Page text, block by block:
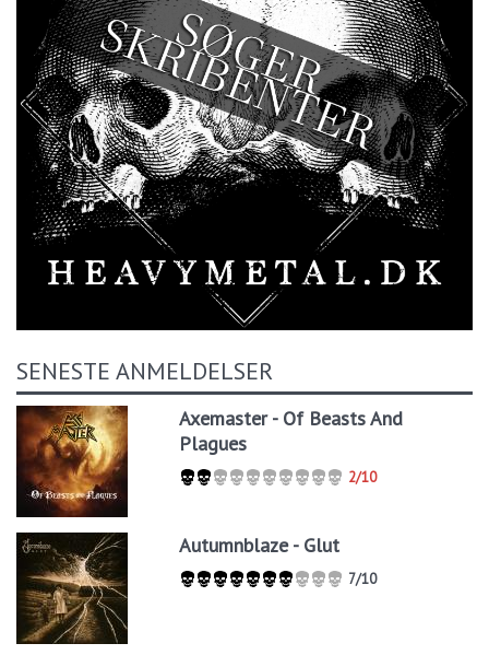
SENESTE ANMELDELSER
Axemaster - Of Beasts And
Plagues
2/10
Autumnblaze - Glut
7/10